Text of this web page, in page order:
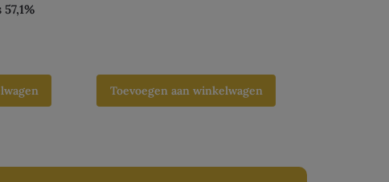
Toevoegen aan winkelwagen